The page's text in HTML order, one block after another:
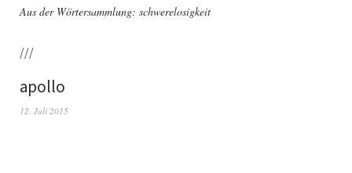
Aus der Wörtersammlung: schwerelosigkeit
///
apollo
12. Juli 2015